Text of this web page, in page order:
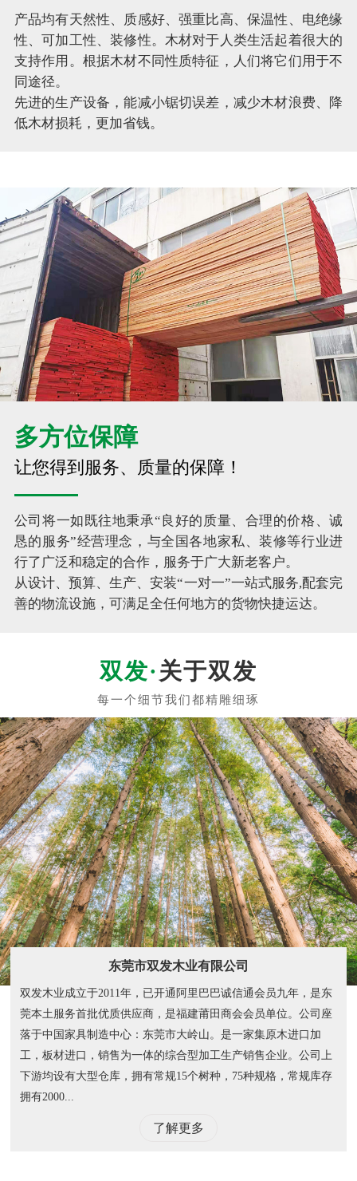
产品均有天然性、质感好、强重比高、保温性、电绝缘
性、可加工性、装修性。木材对于人类生活起着很大的
支持作用。根据木材不同性质特征，人们将它们用于不
同途径。
先进的生产设备，能减小锯切误差，减少木材浪费、降
低木材损耗，更加省钱。
多方位保障
让您得到服务、质量的保障！
公司将一如既往地秉承“良好的质量、合理的价格、诚
恳的服务”经营理念，与全国各地家私、装修等行业进
行了广泛和稳定的合作，服务于广大新老客户。
从设计、预算、生产、安装“一对一”一站式服务,配套完
善的物流设施，可满足全任何地方的货物快捷运达。
关于双发
东莞市双发木业有限公司
双发木业成立于2011年，已开通阿里巴巴诚信通会员九年，是东
莞本土服务首批优质供应商，是福建莆田商会会员单位。公司座
落于中国家具制造中心：东莞市大岭山。是一家集原木进口加
工，板材进口，销售为一体的综合型加工生产销售企业。公司上
下游均设有大型仓库，拥有常规15个树种，75种规格，常规库存
拥有2000...
了解更多